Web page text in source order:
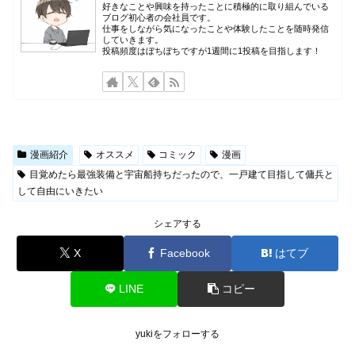
好きなことや興味を持ったことに積極的に取り組んでいる
ブログ初心者の会社員です。
仕事をしながら気になったことや体験したことを随時発信
していきます。
投稿頻度はぼちぼちですが1週間に1投稿を目指します！
漫画紹介 オススメ コミック
漫画
目覚めたら最強装備と宇宙船持ちだったので、一戸建て目指して傭兵と
して自由にいきたい
シェアする
X Facebook はてブ
LINE コピー
yukiをフォローする